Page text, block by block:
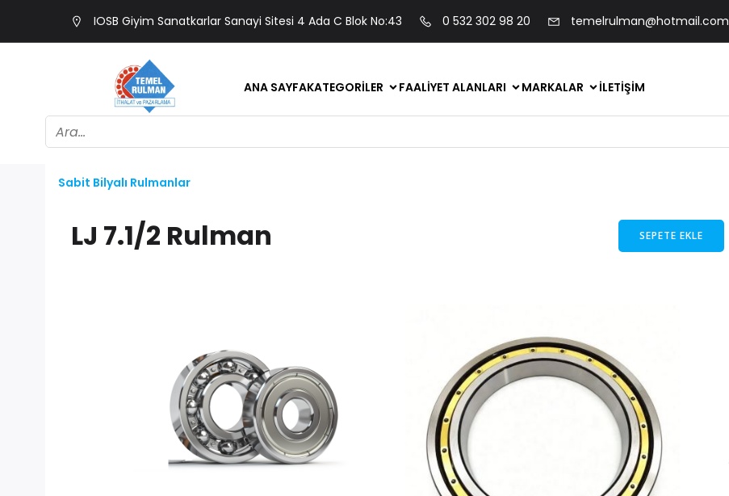
IOSB Giyim Sanatkarlar Sanayi Sitesi 4 Ada C Blok No:43 0 532 302 98 20 temelrulman@hotmail.com
ANA SAYFAKATEGORILER FAALIYET ALANLARI MARKALAR İLETIŞIM
Sabit Bilyalı Rulmanlar
LJ 7.1/2 Rulman SEPETE EKLE